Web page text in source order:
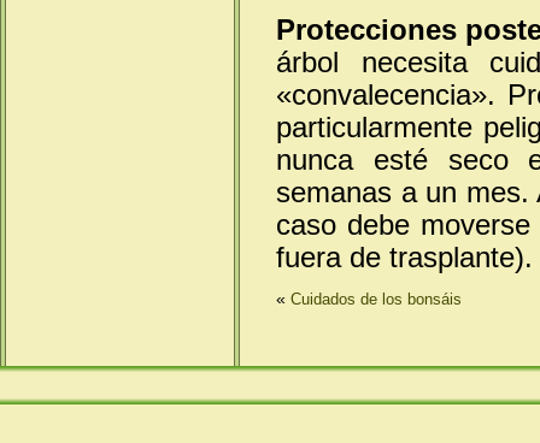
Protecciones
árbol necesita
«convalecencia».
particularmente
nunca esté seco
semanas a un mes.
caso debe
fuera de trasplante).
« Cuidados de los bonsáis